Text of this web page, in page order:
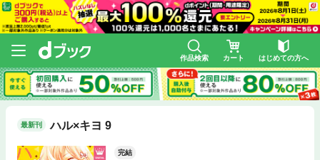
作品検索 カート はじめての方へ
最新刊 ハル×キヨ 9
完結